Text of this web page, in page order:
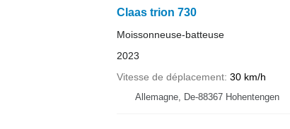
Claas trion 730
Moissonneuse-batteuse
2023
Vitesse de déplacement 30 km/h
Allemagne, De-88367 Hohentengen